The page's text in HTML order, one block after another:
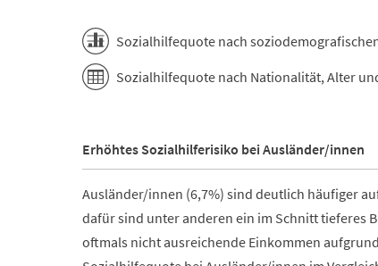
Sozialhilfequote nach
Sozialhilfequote nach Nationalität, Alter
Erhöhtes Sozialhilferisiko bei Ausländer/innen
Ausländer/innen (6,7%) sind deutlich häufiger
dafür sind unter anderen ein im Schnitt tieferes
oftmals nicht ausreichende Einkommen